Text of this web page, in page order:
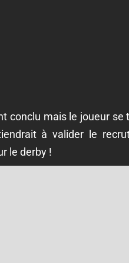
conclu mais le joueur
à valider le
le derby !